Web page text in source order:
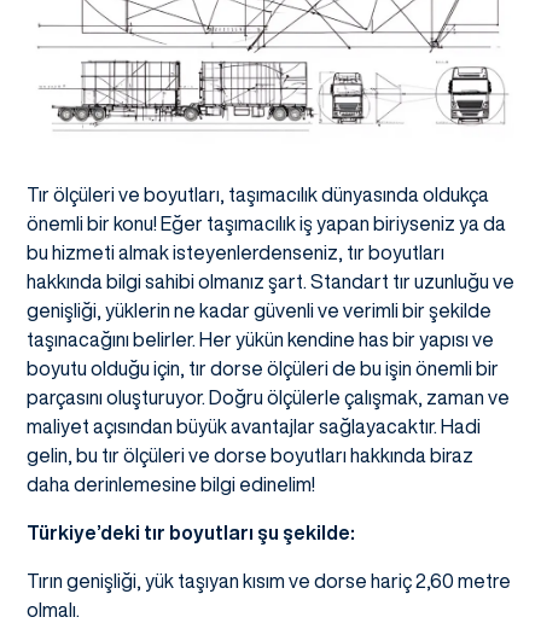
Tır ölçüleri ve boyutları, taşımacılık dünyasında oldukça
önemli bir konu! Eğer taşımacılık iş yapan biriyseniz ya da
bu hizmeti almak isteyenlerdenseniz, tır boyutları
hakkında bilgi sahibi olmanız şart. Standart tır uzunluğu ve
genişliği, yüklerin ne kadar güvenli ve verimli bir şekilde
taşınacağını belirler. Her yükün kendine has bir yapısı ve
boyutu olduğu için, tır dorse ölçüleri de bu işin önemli bir
parçasını oluşturuyor. Doğru ölçülerle çalışmak, zaman ve
maliyet açısından büyük avantajlar sağlayacaktır. Hadi
gelin, bu tır ölçüleri ve dorse boyutları hakkında biraz
daha derinlemesine bilgi edinelim!
Türkiye’deki tır boyutları şu şekilde:
Tırın genişliği, yük taşıyan kısım ve dorse hariç 2,60 metre
olmalı.